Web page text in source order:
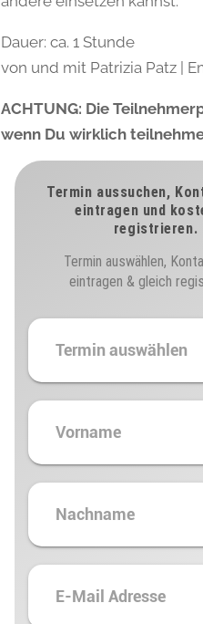
Dauer: ca. 1 Stunde
von und mit Patrizia Patz |
ACHTUNG: Die
wenn Du wirklich